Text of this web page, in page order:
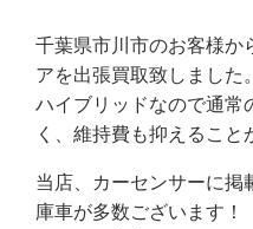
千葉県市川市のお客様か
アを出張買取致しました。
ハイブリッドなので通常
く、維持費も抑えること
当店、カーセンサーに掲
庫車が多数ございます！